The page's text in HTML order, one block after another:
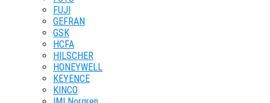
FUJI
GEFRAN
GSK
HCFA
HILSCHER
HONEYWELL
KEYENCE
KINCO